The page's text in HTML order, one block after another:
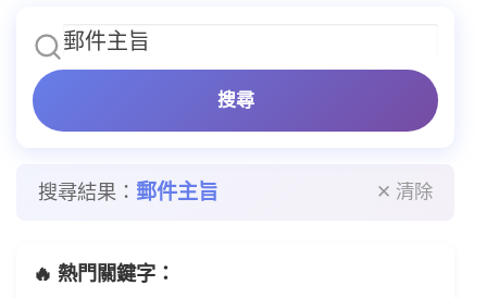
搜尋
搜尋結果： 郵件主旨 ✕ 清除
🔥 熱門關鍵字：